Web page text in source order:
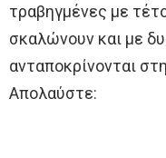
τραβηγμένες με
σκαλώνουν και με
ανταποκρίνονται
Απολαύστε: